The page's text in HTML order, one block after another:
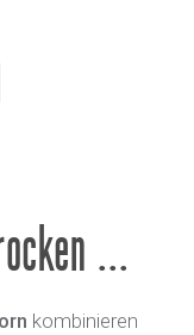
...
kombinieren